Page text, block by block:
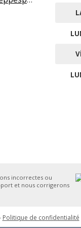
incorrectes ou
et nous corrigerons
Politique de confidentialité